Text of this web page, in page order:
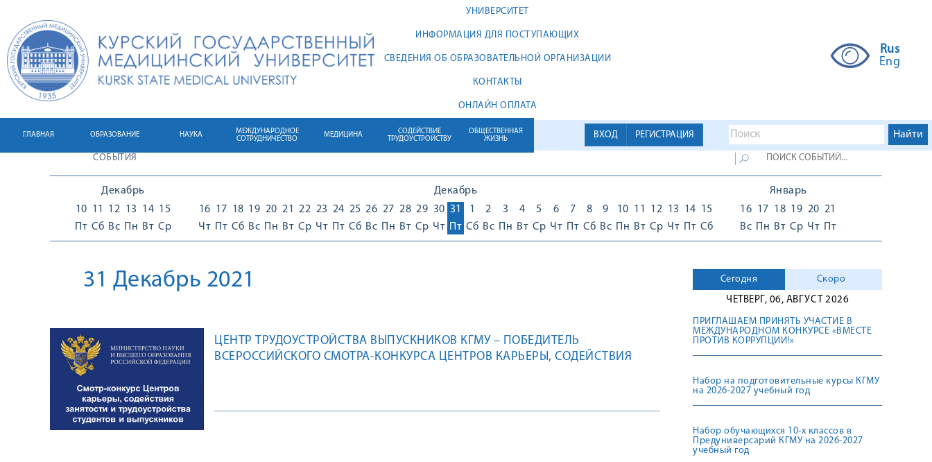
УНИВЕРСИТЕТ
ИНФОРМАЦИЯ ДЛЯ ПОСТУПАЮЩИХ
СВЕДЕНИЯ ОБ ОБРАЗОВАТЕЛЬНОЙ ОРГАНИЗАЦИИ
КОНТАКТЫ
ОНЛАЙН ОПЛАТА
Rus
Eng
ВХОД РЕГИСТРАЦИЯ
ГЛАВНАЯ ОБРАЗОВАНИЕ НАУКА
МЕЖДУНАРОДНОЕ
СОТРУДНИЧЕСТВО
МЕДИЦИНА
СОДЕЙСТВИЕ
ТРУДОУСТРОЙСТВУ
ОБЩЕСТВЕННАЯ
ЖИЗНЬ
СОБЫТИЯ
Декабрь
10
Пт
11
Сб
12
Вс
13
Пн
14
Вт
15
Ср
Декабрь
16
Чт
17
Пт
18
Сб
19
Вс
20
Пн
21
Вт
22
Ср
23
Чт
24
Пт
25
Сб
26
Вс
27
Пн
28
Вт
29
Ср
30
Чт
31
Пт
1
Сб
2
Вс
3
Пн
4
Вт
5
Ср
6
Чт
7
Пт
8
Сб
9
Вс
10
Пн
11
Вт
12
Ср
13
Чт
14
Пт
15
Сб
Январь
16
Вс
17
Пн
18
Вт
19
Ср
20
Чт
21
Пт
31 Декабрь 2021
ЦЕНТР ТРУДОУСТРОЙСТВА ВЫПУСКНИКОВ КГМУ – ПОБЕДИТЕЛЬ
ВСЕРОССИЙСКОГО СМОТРА-КОНКУРСА ЦЕНТРОВ КАРЬЕРЫ, СОДЕЙСТВИЯ
Сегодня
Скоро
ЧЕТВЕРГ, 06, АВГУСТ 2026
ПРИГЛАШАЕМ ПРИНЯТЬ УЧАСТИЕ В
МЕЖДУНАРОДНОМ КОНКУРСЕ «ВМЕСТЕ
ПРОТИВ КОРРУПЦИИ!»
Набор на подготовительные курсы КГМУ
на 2026-2027 учебный год
Набор обучающихся 10-х классов в
Предуниверсарий КГМУ на 2026-2027
учебный год